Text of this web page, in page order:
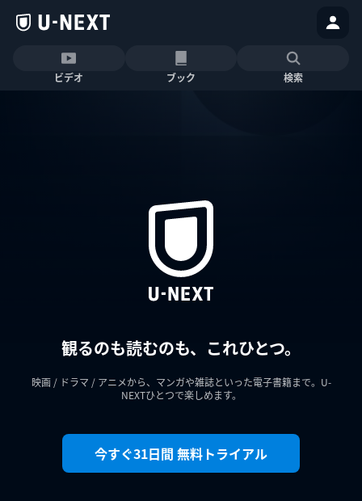
ビデオ ブック 検索
観るのも読むのも、これひとつ。
映画 / ドラマ / アニメから、マンガや雑誌といった電子書籍まで。U-
NEXTひとつで楽しめます。
今すぐ31日間 無料トライアル